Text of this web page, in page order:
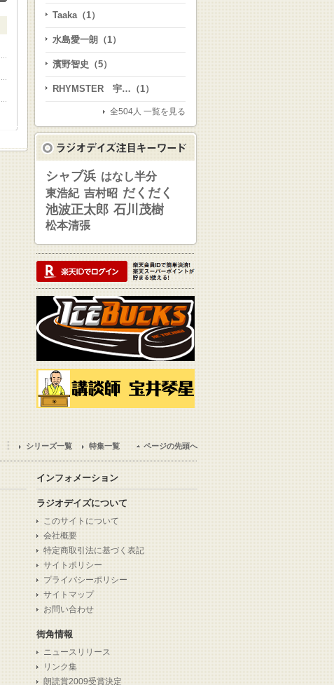
Taaka（1）
水島愛一朗（1）
濱野智史（5）
RHYMSTER 宇…（1）
全504人 一覧を見る
シャブ浜 はなし半分
東浩紀 吉村昭 だくだく
池波正太郎 石川茂樹
松本清張
シリーズ一覧 特集一覧 ページの先頭へ
インフォメーション
ラジオデイズについて
このサイトについて
会社概要
特定商取引法に基づく表記
サイトポリシー
プライバシーポリシー
サイトマップ
お問い合わせ
街角情報
ニュースリリース
リンク集
朗読賞2009受賞決定